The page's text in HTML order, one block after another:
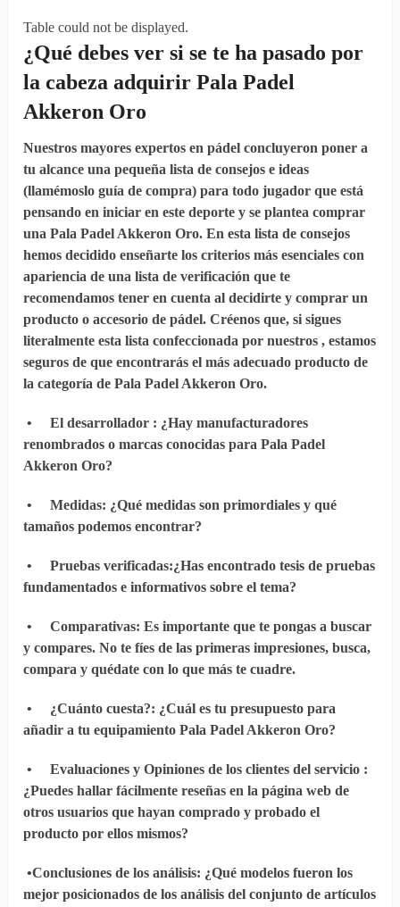
Table could not be displayed.
¿Qué debesver sise te ha pasado por
la cabeza adquirir Pala Padel
Akkeron Oro
Nuestros mayores expertos en pádel concluyeron poner a
tu alcance una pequeña lista de consejos e ideas
(llamémoslo guía de compra) para todo jugador que está
pensando en iniciar en este deporte y se plantea comprar
una Pala Padel Akkeron Oro. En esta lista de consejos
hemos decidido enseñarte los criterios más esenciales con
apariencia de una lista de verificación que te
recomendamos tener en cuenta al decidirte y comprar un
producto o accesorio de pádel. Créenos que, si sigues
literalmente esta lista confeccionada por nuestros , estamos
seguros de que encontrarás el más adecuado producto de
la categoría de Pala Padel Akkeron Oro.
•El desarrollador : ¿Hay manufacturadores
renombrados o marcas conocidas para Pala Padel
Akkeron Oro?
•Medidas: ¿Qué medidas son primordiales y qué
tamaños podemos encontrar?
• Pruebas verificadas:¿Has encontrado tesis de pruebas
fundamentados e informativos sobre el tema?
•Comparativas: Es importante que te pongas a buscar
y compares. No te fíes de las primeras impresiones, busca,
compara y quédate con lo que más te cuadre.
• ¿Cuánto cuesta?: ¿Cuál es tu presupuesto para
añadir a tu equipamiento Pala Padel Akkeron Oro?
•Evaluaciones y Opiniones de los clientes del servicio :
¿Puedes hallar fácilmente reseñas en la página web de
otros usuarios que hayan comprado y probado el
producto por ellos mismos?
•Conclusiones de los análisis: ¿Qué modelos fueron los
mejor posicionados de los análisis del conjunto de artículos